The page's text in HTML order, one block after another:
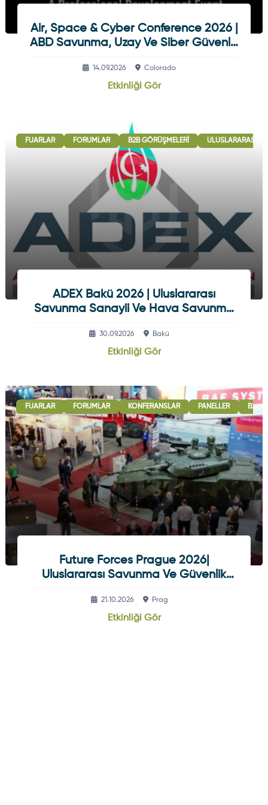
Air, Space & Cyber Conference 2026 |
ABD Savunma, Uzay Ve Siber Güvenlik
14.09.2026 Colorado
Etkinliği Gör
FUARLAR FORUMLAR B2B GÖRÜŞMELERI ULUSLARARASI
ADEX Bakü 2026 | Uluslararası
Savunma Sanayii Ve Hava Savunma
30.09.2026 Bakü
Etkinliği Gör
FUARLAR FORUMLAR KONFERANSLAR PANELLER B2B
Future Forces Prague 2026|
Uluslararası Savunma Ve Güvenlik
21.10.2026 Prag
Etkinliği Gör